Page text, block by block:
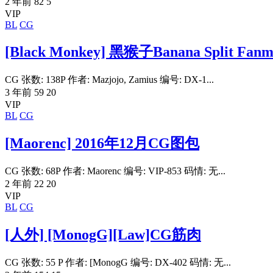
VIP
BL CG
[Black Monkey] 黑猴子Banana Split
CG 张数: 138P 作者: Mazjojo, Zamius 编号: DX-1...
3 年前 59 20
VIP
BL CG
[Maorenc] 2016年12月CG图包
CG 张数: 68P 作者: Maorenc 编号: VIP-853 码情: 无...
2 年前 22 20
VIP
BL CG
[人外] [MonogG][Law]CG筋肉
CG 张数: 55 P 作者: [MonogG 编号: DX-402 码情: 无...